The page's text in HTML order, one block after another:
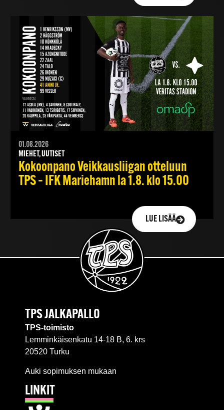
01.08.2026
MIEHET, UUTISET
Kokoonpano Veikkausliigan otteluun
TPS – IFK Mariehamn la 1.8. klo 15.00
LUE LISÄÄ
TPS JALKAPALLO
TPS-toimisto
Lemminkäisenkatu 14-18 B, 6. krs
20520 Turku
Auki sopimuksen mukaan
LINKIT